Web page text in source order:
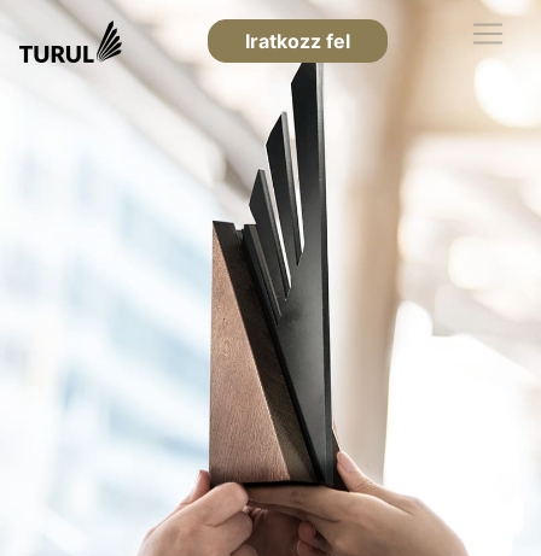
Iratkozz fel